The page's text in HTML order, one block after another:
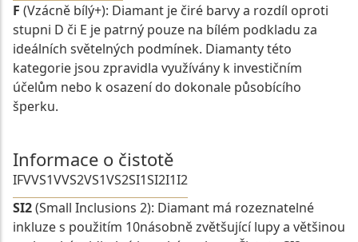
F (Vzácně bílý+): Diamant je čiré barvy a rozdíl oproti
stupni D či E je patrný pouze na bílém podkladu za
ideálních světelných podmínek. Diamanty této
kategorie jsou zpravidla využívány k investičním
účelům nebo k osazení do dokonale působícího
šperku.
Informace o čistotě
IFVVS1VVS2VS1VS2SI1SI2I1I2
SI2(Small Inclusions 2): Diamant má rozeznatelné
inkluze s použitím 10násobně zvětšující lupy a většinou